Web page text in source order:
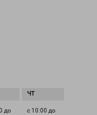
до
с 10:00 до